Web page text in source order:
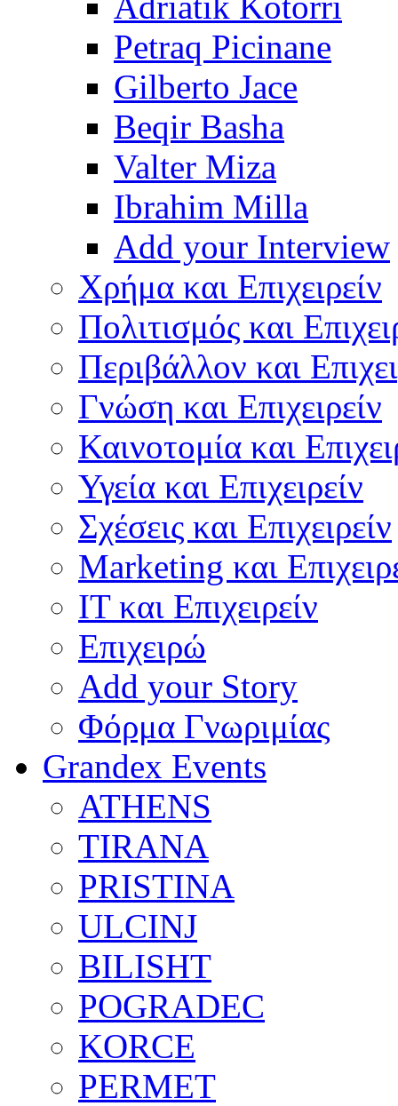
Petraq Picinane
Gilberto Jace
Beqir Basha
Valter Miza
Ibrahim Milla
Add your Interview
Χρήμα και Επιχειρείν
Πολιτισμός και
Περιβάλλον και
Γνώση και Επιχειρείν
Καινοτομία και
Υγεία και Επιχειρείν
Σχέσεις και Επιχειρείν
Marketing και
IT και Επιχειρείν
Επιχειρώ
Add your Story
Φόρμα Γνωριμίας
Grandex Events
ATHENS
TIRANA
PRISTINA
ULCINJ
BILISHT
POGRADEC
KORCE
PERMET